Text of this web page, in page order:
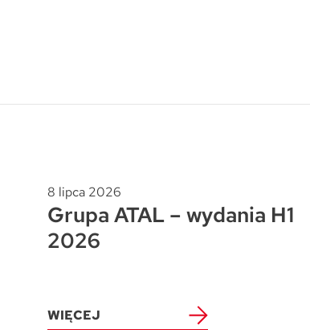
Drezno
8 lipca 2026
Grupa ATAL – wydania H1
2026
WIĘCEJ